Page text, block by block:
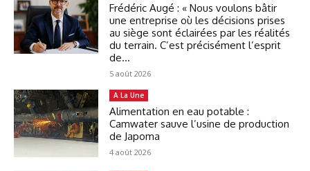
Frédéric Augé : « Nous voulons bâtir
une entreprise où les décisions prises
au siège sont éclairées par les réalités
du terrain. C’est précisément l’esprit
de...
5 août 2026
A La Une
Alimentation en eau potable :
Camwater sauve l’usine de production
de Japoma
4 août 2026